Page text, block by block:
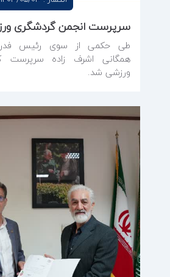
طی حکمی از سوی رئیس
همگانی اشرف زاده سرپرست
ورزشی شد.